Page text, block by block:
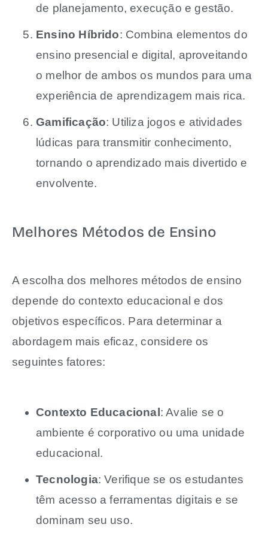
de planejamento, execução e gestão.
Ensino Híbrido: Combina elementos do
ensino presencial e digital, aproveitando
o melhor de ambos os mundos para uma
experiência de aprendizagem mais rica.
Gamificação: Utiliza jogos e atividades
lúdicas para transmitir conhecimento,
tornando o aprendizado mais divertido e
envolvente.
Melhores Métodos de Ensino
A escolha dos melhores métodos de ensino
depende do contexto educacional e dos
objetivos específicos. Para determinar a
abordagem mais eficaz, considere os
seguintes fatores:
Contexto Educacional : Avalie se o
ambiente é corporativo ou uma unidade
educacional.
Tecnologia: Verifique se os estudantes
têm acesso a ferramentas digitais e se
dominam seu uso.